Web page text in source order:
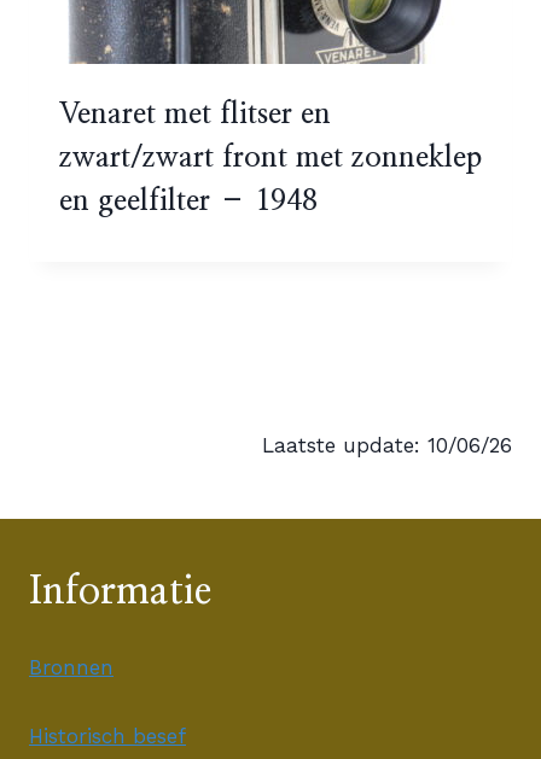
Venaret met flitser en
zwart/zwart front met zonneklep
en geelfilter – 1948
Laatste update: 10/06/26
Informatie
Bronnen
Historisch besef